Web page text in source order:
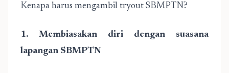
Kenapa harus mengambil tryout SBMPTN?
1. Membiasakan diri dengan suasana
lapangan SBMPTN